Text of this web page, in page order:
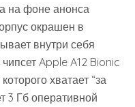
на фоне анонса
окрашен в
внутри себя
Apple A12 Bionic
хватает “за
3 Гб оперативной